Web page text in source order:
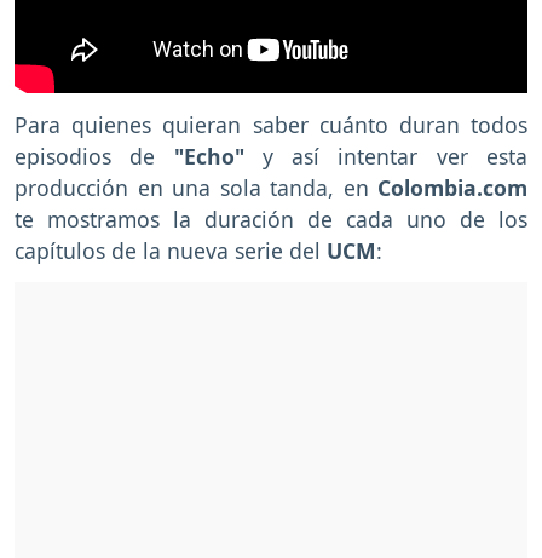
Para quienes quieran saber cuánto duran todos
episodios de "Echo" y así intentar ver esta
producción en una sola tanda, en Colombia.com
te mostramos la duración de cada uno de los
capítulos de la nueva serie del UCM: